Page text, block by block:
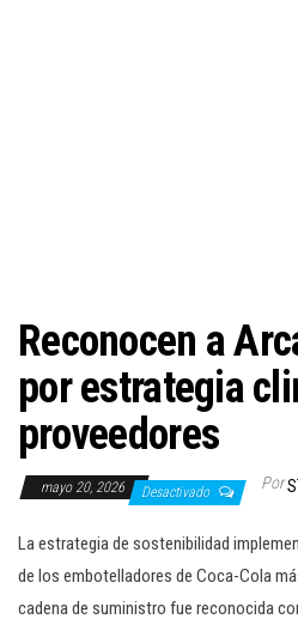
Reconocen a
por estrategia
proveedores
mayo 20, 2026 Desactivado Por
La estrategia de sostenibilidad
de los embotelladores de Coca-Cola
cadena de suministro fue reconocida